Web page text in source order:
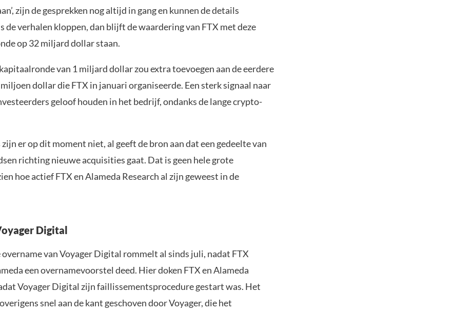
zijn de gesprekken nog altijd in gang en kunnen de details
de verhalen kloppen, dan blijft de waardering van FTX met deze
op 32 miljard dollar staan.
van 1 miljard dollar zou extra toevoegen aan de eerdere
dollar die FTX in januari organiseerde. Een sterk signaal naar
geloof houden in het bedrijf, ondanks de lange crypto-
er op dit moment niet, al geeft de bron aan dat een gedeelte van
richting nieuwe acquisities gaat. Dat is geen hele grote
hoe actief FTX en Alameda Research al zijn geweest in de
Digital
van Voyager Digital rommelt al sinds juli, nadat FTX
een overnamevoorstel deed. Hier doken FTX en Alameda
Voyager Digital zijn faillissementsprocedure gestart was. Het
snel aan de kant geschoven door Voyager, die het